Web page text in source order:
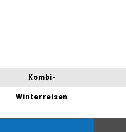
Kombi-
Winterreisen